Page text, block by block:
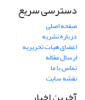
دسترسی سریع
صفحه اصلی
درباره نشریه
اعضای هیات تحریریه
ارسال مقاله
تماس با ما
نقشه سایت